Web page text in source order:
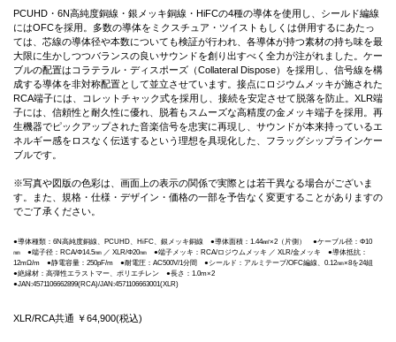
PCUHD・6N高純度銅線・銀メッキ銅線・HiFCの4種の導体を使用し、シールド編線
にはOFCを採用。多数の導体をミクスチュア・ツイストもしくは併用するにあたっ
ては、芯線の導体径や本数についても検証が行われ、各導体が持つ素材の持ち味を最
大限に生かしつつバランスの良いサウンドを創り出すべく全力が注がれました。ケー
ブルの配置はコラテラル・ディスポーズ（Collateral Dispose）を採用し、信号線を構
成する導体を非対称配置として並立させています。接点にロジウムメッキが施された
RCA端子には、コレットチャック式を採用し、接続を安定させて脱落を防止。XLR端
子には、信頼性と耐久性に優れ、脱着もスムーズな高精度の金メッキ端子を採用。再
生機器でピックアップされた音楽信号を忠実に再現し、サウンドが本来持っているエ
ネルギー感をロスなく伝送するという理想を具現化した、フラッグシップラインケー
ブルです。
※写真や図版の色彩は、画面上の表示の関係で実際とは若干異なる場合がございま
す。また、規格・仕様・デザイン・価格の一部を予告なく変更することがありますの
でご了承ください。
●導体種類：6N高純度銅線、PCUHD、HiFC、銀メッキ銅線 ●導体面積：1.44㎟×2（片側） ●ケーブル径：Φ10
㎜ ●端子径：RCA/Φ14.5㎜ ／ XLR/Φ20㎜ ●端子メッキ：RCA/ロジウムメッキ ／ XLR/金メッキ ●導体抵抗：
12mΩ/m ●静電容量：250pF/m ●耐電圧：AC500V/1分間 ●シールド：アルミテープ/OFC編線、0.12㎜×8を24組
●絶縁材：高弾性エラストマー、ポリエチレン ●長さ：1.0m×2
●JAN:4571106662899(RCA)/JAN:4571106663001(XLR)
XLR/RCA共通 ￥64,900(税込)